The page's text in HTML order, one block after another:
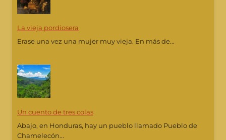
La vieja pordiosera
Erase una vez una mujer muy vieja. En más de...
Un cuento de tres colas
Abajo, en Honduras, hay un pueblo llamado Pueblo de
Chamelecón...